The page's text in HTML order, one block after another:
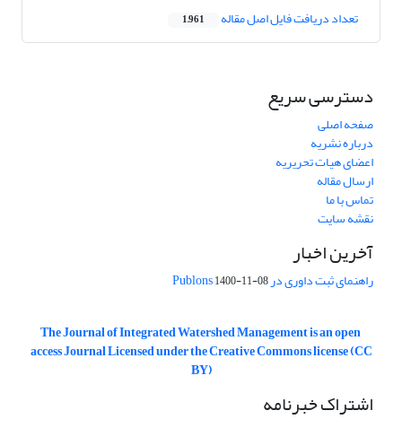
تعداد دریافت فایل اصل مقاله 1,961
دسترسی سریع
صفحه اصلی
درباره نشریه
اعضای هیات تحریریه
ارسال مقاله
تماس با ما
نقشه سایت
آخرین اخبار
راهنمای ثبت داوری در Publons1400-11-08
The Journal of Integrated Watershed Management is an open
access Journal Licensed under the Creative Commons license (CC
BY)
اشتراک خبرنامه